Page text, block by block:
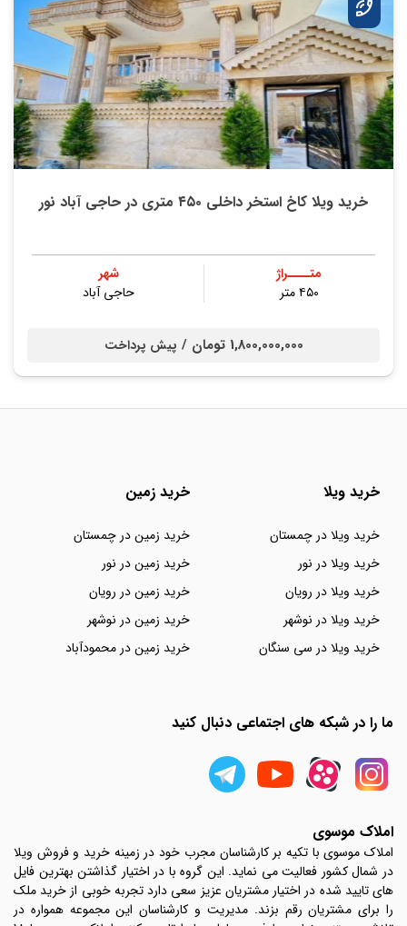
خرید ویلا کاخ استخر داخلی ۴۵۰ متری در حاجی آباد نور
متــــراژ
۴۵۰ متر
شهر
حاجی آباد
1,800,000,000 تومان / پیش پرداخت
خرید ویلا
خرید ویلا در چمستان
خرید ویلا در نور
خرید ویلا در رویان
خرید ویلا در نوشهر
خرید ویلا در سی سنگان
خرید زمین
خرید زمین در چمستان
خرید زمین در نور
خرید زمین در رویان
خرید زمین در نوشهر
خرید زمین در محمودآباد
ما را در شبکه های اجتماعی دنبال کنید
املاک موسوی
املاک موسوی با تکیه بر کارشناسان مجرب خود در زمینه خرید و فروش ویلا
در شمال کشور فعالیت می نماید. این گروه با در اختیار گذاشتن بهترین فایل
های تایید شده در اختیار مشتریان عزیز سعی دارد تجربه خوبی از خرید ملک
را برای مشتریان رقم بزند. مدیریت و کارشناسان این مجموعه همواره در